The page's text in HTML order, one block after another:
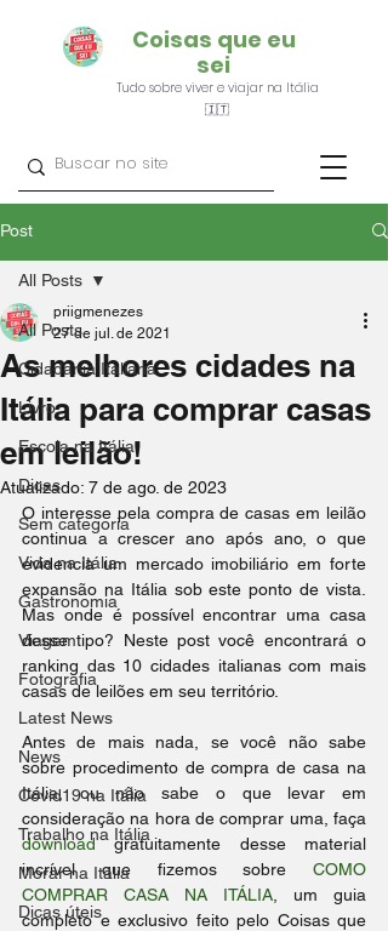
Coisas que eu
sei
Tudo sobre viver e viajar na Itália
🇮🇹
Post
All Posts
Cidadania Italiana
Livro
Escola na Itália
Dicas
Sem categoria
Vida na Itália
Gastronomia
Viagem
Fotografia
Latest News
News
Covid19 na Itália
Trabalho na Itália
Morar na Itália
Dicas úteis
All Posts
As melhores cidades na
Itália para comprar casas
em leilão!
priigmenezes
27 de jul. de 2021
Atualizado: 7 de ago. de 2023
O interesse pela compra de casas em leilão
continua a crescer ano após ano, o que
evidencia um mercado imobiliário em forte
expansão na Itália sob este ponto de vista.
Mas onde é possível encontrar uma casa
desse tipo? Neste post você encontrará o
ranking das 10 cidades italianas com mais
casas de leilões em seu território.
Antes de mais nada, se você não sabe
sobre procedimento de compra de casa na
Itália, ou não sabe o que levar em
download gratuitamente desse material
incrível que fizemos sobre COMO
COMPRAR CASA NA ITÁLIA , um guia
completo e exclusivo feito pelo Coisas que